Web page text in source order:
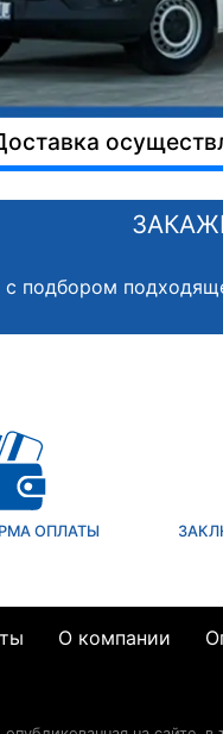
подбором
ОПЛАТЫ
О компании